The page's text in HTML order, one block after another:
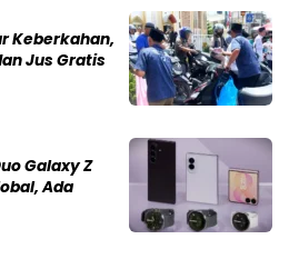
Keberkahan,
Jus Gratis
Galaxy Z
Ada